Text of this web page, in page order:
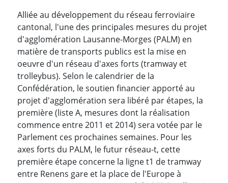
Alliée au développement du réseau ferroviaire
cantonal, l'une des principales mesures du projet
d'agglomération Lausanne-Morges (PALM) en
matière de transports publics est la mise en
oeuvre d'un réseau d'axes forts (tramway et
trolleybus). Selon le calendrier de la
Confédération, le soutien financier apporté au
projet d'agglomération sera libéré par étapes, la
première (liste A, mesures dont la réalisation
commence entre 2011 et 2014) sera votée par le
Parlement ces prochaines semaines. Pour les
axes forts du PALM, le futur réseau-t, cette
première étape concerne la ligne t1 de tramway
entre Renens gare et la place de l'Europe à